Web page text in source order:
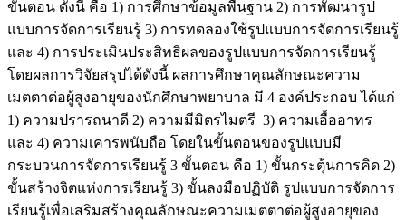
ขั้นตอน ดังนี้ คือ 1) การศึกษาข้อมูลพื้นฐาน 2) การพัฒนารูป
แบบการจัดการเรียนรู้ 3) การทดลองใช้รูปแบบการจัดการเรียนรู้
และ 4) การประเมินประสิทธิผลของรูปแบบการจัดการเรียนรู้
โดยผลการวิจัยสรุปได้ดังนี้ ผลการศึกษาคุณลักษณะความ
เมตตาต่อผู้สูงอายุของนักศึกษาพยาบาล มี 4 องค์ประกอบ ได้แก่
1) ความปรารถนาดี 2) ความมีมิตรไมตรี 3) ความเอื้ออาทร
และ 4) ความเคารพนับถือ โดยในขั้นตอนของรูปแบบมี
กระบวนการจัดการเรียนรู้ 3 ขั้นตอน คือ 1) ขั้นกระตุ้นการคิด 2)
ขั้นสร้างจิตแห่งการเรียนรู้ 3) ขั้นลงมือปฏิบัติ รูปแบบการจัดการ
เรียนรู้เพื่อเสริมสร้างคุณลักษณะความเมตตาต่อผู้สูงอายุของ